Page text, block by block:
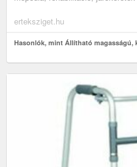
erteksziget.hu
Hasonlók, mint Állítható magasságú,